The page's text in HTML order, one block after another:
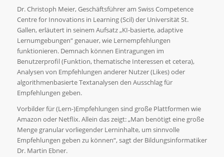
Dr. Christoph Meier, Geschäftsführer am Swiss Competence
Centre for Innovations in Learning (Scil) der Universität St.
Gallen, erläutert in seinem Aufsatz „KI-basierte, adaptive
Lernumgebungen“ genauer, wie Lernempfehlungen
funktionieren. Demnach können Eintragungen im
Benutzerprofil (Funktion, thematische Interessen et cetera),
Analysen von Empfehlungen anderer Nutzer (Likes) oder
algorithmenbasierte Textanalysen den Ausschlag für
Empfehlungen geben.
Vorbilder für (Lern-)Empfehlungen sind große Plattformen wie
Amazon oder Netflix. Allein das zeigt: „Man benötigt eine große
Menge granular vorliegender Lerninhalte, um sinnvolle
Empfehlungen geben zu können“, sagt der Bildungsinformatiker
Dr. Martin Ebner.